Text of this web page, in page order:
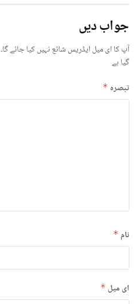
جواب دیں
آپ کا ای میل ایڈریس شائع نہیں کیا جائے گا۔
گیا ہے
تبصرہ *
نام *
ای میل *